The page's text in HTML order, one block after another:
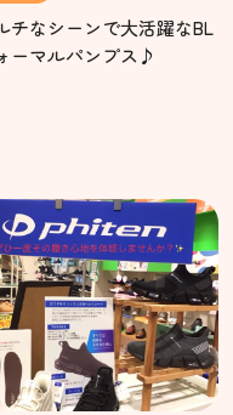
チなシーンで大活躍なBL
ーマルパンプス♪